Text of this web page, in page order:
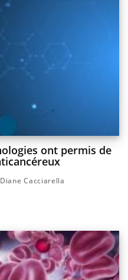
ont permis de
Cacciarella